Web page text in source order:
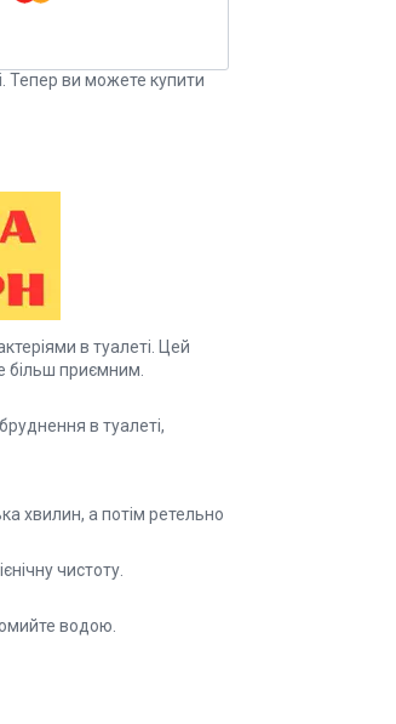
Тепер ви можете купити
в туалеті. Цей
приємним.
в туалеті,
хвилин, а потім ретельно
чистоту.
водою.